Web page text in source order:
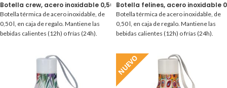
Botella crew, acero inoxidable 0,50 l.
Botella térmica de acero inoxidable, de
0,50 l, en caja de regalo. Mantiene las
bebidas calientes (12h) o frías (24h).
Botella felines, acero inoxidable
Botella térmica de acero inoxidable, de
0,50 l, en caja de regalo. Mantiene las
bebidas calientes (12h) o frías (24h).
NUEVO